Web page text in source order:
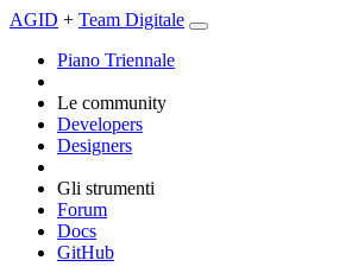
AGID + Team Digitale
Piano Triennale
Le community
Developers
Designers
Gli strumenti
Forum
Docs
GitHub